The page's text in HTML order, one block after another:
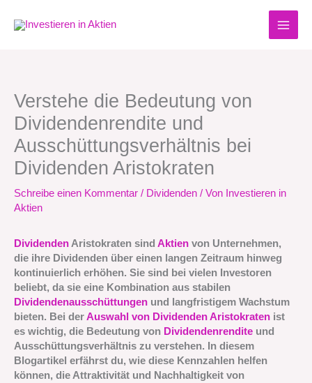
Inhalt
Verstehe die Bedeutung von
Dividendenrendite und
Ausschüttungsverhältnis bei
Dividenden Aristokraten
Schreibe einen Kommentar / Dividenden / Von Investieren in
Aktien
Dividenden Aristokraten sind Aktien von Unternehmen,
die ihre Dividenden über einen langen Zeitraum hinweg
kontinuierlich erhöhen. Sie sind bei vielen Investoren
beliebt, da sie eine Kombination aus stabilen
Dividendenausschüttungen und langfristigem Wachstum
bieten. Bei derAuswahl von Dividenden Aristokraten ist
es wichtig, die Bedeutung von Dividendenrendite und
Ausschüttungsverhältnis zu verstehen. In diesem
Blogartikel erfährst du, wie diese Kennzahlen helfen
können, die Attraktivität und Nachhaltigkeit von